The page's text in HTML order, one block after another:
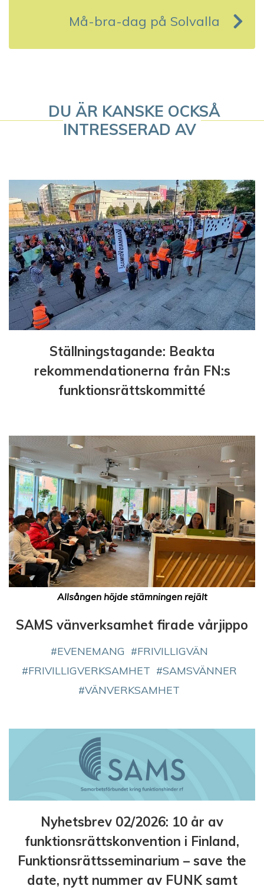
n
i
e
r
i
n
g
Må-bra-dag på Solvalla
DU ÄR KANSKE OCKSÅ
INTRESSERAD AV
Ställningstagande: Beakta
rekommendationerna från FN:s
funktionsrättskommitté
Allsången höjde stämningen rejält
SAMS vänverksamhet firade vårjippo
EVENEMANG
FRIVILLIGVÄN
FRIVILLIGVERKSAMHET
SAMSVÄNNER
VÄNVERKSAMHET
Nyhetsbrev 02/2026: 10 år av
funktionsrättskonvention i Finland,
Funktionsrättsseminarium – save the
date, nytt nummer av FUNK samt